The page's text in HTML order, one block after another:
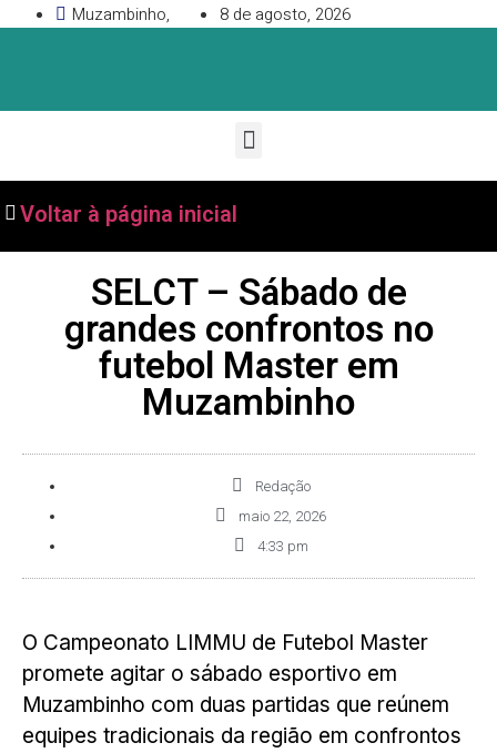
Muzambinho, 8 de agosto, 2026
Voltar à página inicial
SELCT – Sábado de
grandes confrontos no
futebol Master em
Muzambinho
Redação
maio 22, 2026
4:33 pm
O Campeonato LIMMU de Futebol Master
promete agitar o sábado esportivo em
Muzambinho com duas partidas que reúnem
equipes tradicionais da região em confrontos